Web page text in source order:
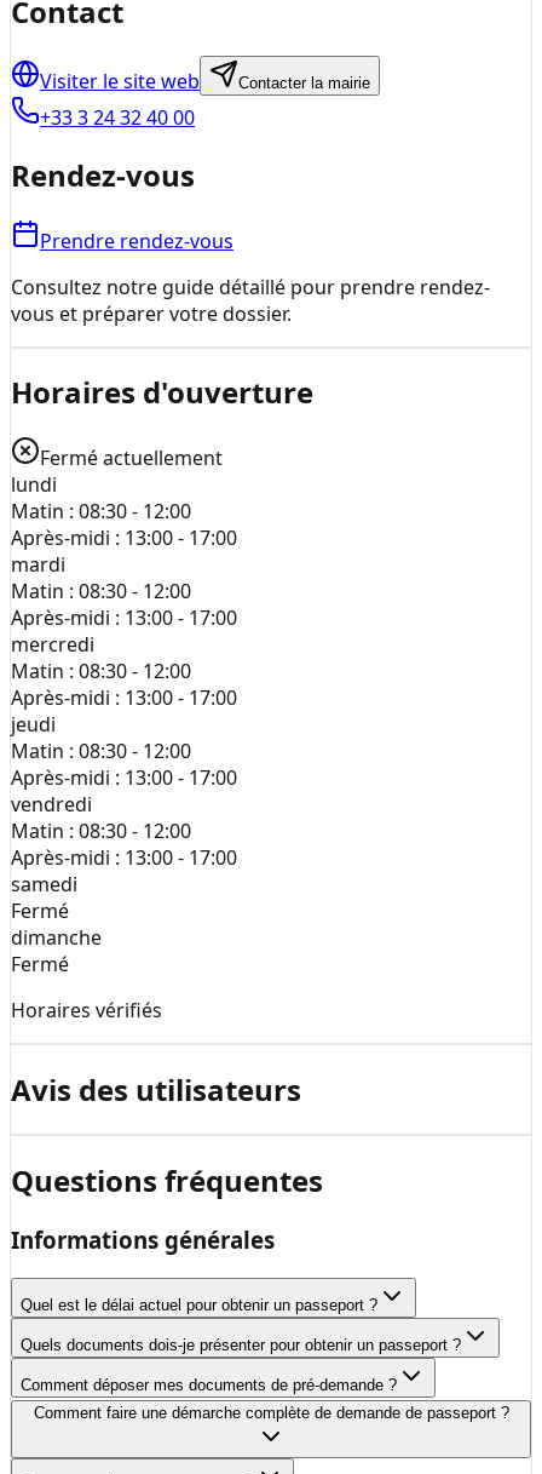
Contact
Visiter le site web Contacter la mairie
+33 3 24 32 40 00
Rendez-vous
Prendre rendez-vous
Consultez notre guide détaillé pour prendre rendez-
vous et préparer votre dossier.
Horaires d'ouverture
Fermé actuellement
lundi
Matin : 08:30 - 12:00
Après-midi : 13:00 - 17:00
mardi
Matin : 08:30 - 12:00
Après-midi : 13:00 - 17:00
mercredi
Matin : 08:30 - 12:00
Après-midi : 13:00 - 17:00
jeudi
Matin : 08:30 - 12:00
Après-midi : 13:00 - 17:00
vendredi
Matin : 08:30 - 12:00
Après-midi : 13:00 - 17:00
samedi
Fermé
dimanche
Fermé
Horaires vérifiés
Avis des utilisateurs
Questions fréquentes
Informations générales
Quel est le délai actuel pour obtenir un passeport ?
Quels documents dois-je présenter pour obtenir un passeport ?
Comment déposer mes documents de pré-demande ?
Comment faire une démarche complète de demande de passeport ?